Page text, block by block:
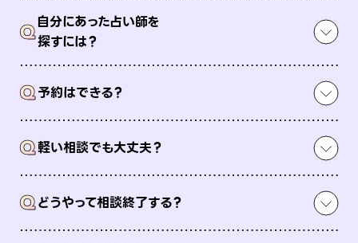
Q自分にあった占い師を
探すには？
Q予約はできる？
Q軽い相談でも大丈夫？
Qどうやって相談終了する？